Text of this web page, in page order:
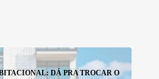
DÁ PRA TROCAR O